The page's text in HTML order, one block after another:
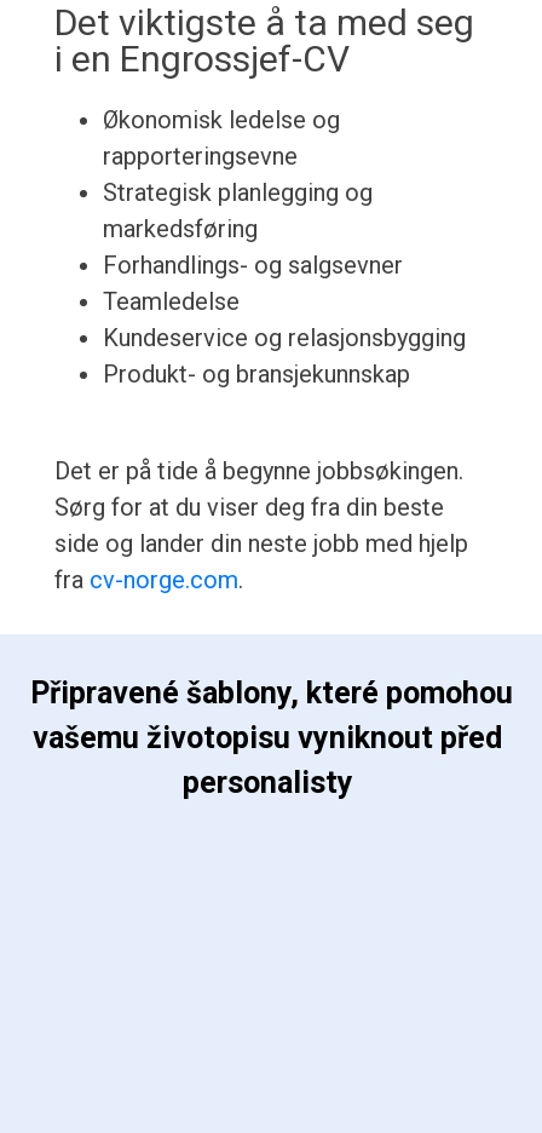
Det viktigste å ta med seg
i en Engrossjef-CV
Økonomisk ledelse og
rapporteringsevne
Strategisk planlegging og
markedsføring
Forhandlings- og salgsevner
Teamledelse
Kundeservice og relasjonsbygging
Produkt- og bransjekunnskap
Det er på tide å begynne jobbsøkingen.
Sørg for at du viser deg fra din beste
side og lander din neste jobb med hjelp
fra cv-norge.com.
vašemu životopisu vyniknout před
personalisty